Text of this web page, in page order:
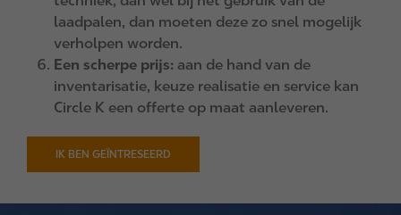
laadpalen, dan moeten deze zo snel mogelijk
verholpen worden.
Een scherpe prijs: aan de hand van de
inventarisatie, keuze realisatie en service kan
Circle K een offerte op maat aanleveren.
IK BEN GEÏNTRESEERD